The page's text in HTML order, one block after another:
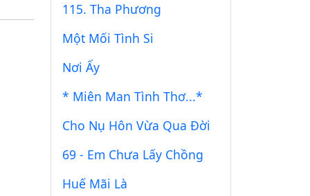
115. Tha Phương
Một Mối Tình Si
Nơi Ấy
* Miên Man Tình Thơ...*
Cho Nụ Hôn Vừa Qua Đời
69 - Em Chưa Lấy Chồng
Huế Mãi Là